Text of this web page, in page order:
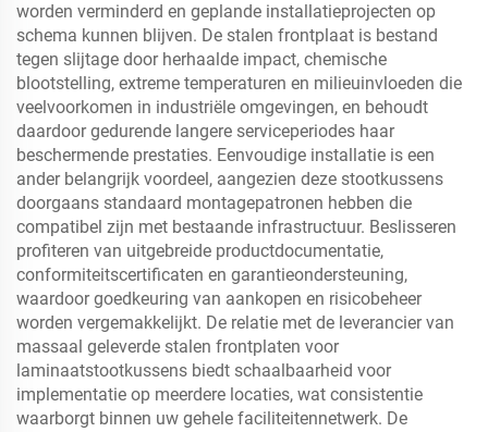
worden verminderd en geplande installatieprojecten op
schema kunnen blijven. De stalen frontplaat is bestand
tegen slijtage door herhaalde impact, chemische
blootstelling, extreme temperaturen en milieuinvloeden die
veelvoorkomen in industriële omgevingen, en behoudt
daardoor gedurende langere serviceperiodes haar
beschermende prestaties. Eenvoudige installatie is een
ander belangrijk voordeel, aangezien deze stootkussens
doorgaans standaard montagepatronen hebben die
compatibel zijn met bestaande infrastructuur. Beslisseren
profiteren van uitgebreide productdocumentatie,
conformiteitscertificaten en garantieondersteuning,
waardoor goedkeuring van aankopen en risicobeheer
worden vergemakkelijkt. De relatie met de leverancier van
massaal geleverde stalen frontplaten voor
laminaatstootkussens biedt schaalbaarheid voor
implementatie op meerdere locaties, wat consistentie
waarborgt binnen uw gehele faciliteitennetwerk. De